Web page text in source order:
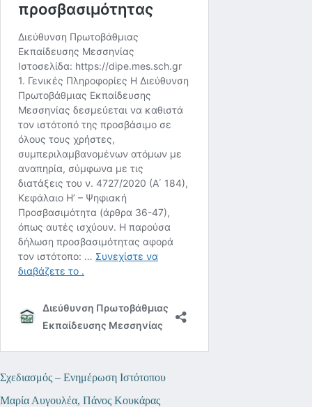
Σχεδιασμός – Ενημέρωση Ιστότοπου
Μαρία Αυγουλέα, Πάνος Κουκάρας